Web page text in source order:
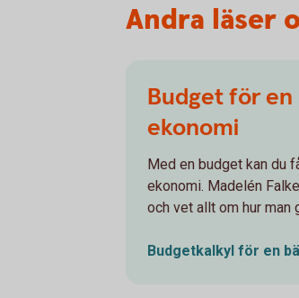
Andra läser
Budget för
ekonomi
Med en budget kan du
ekonomi. Madelén
och vet allt om hur man
Budgetkalkyl för en